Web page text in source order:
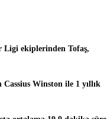
Ligi ekiplerinden Tofaş,
Cassius Winston ile 1 yıllık